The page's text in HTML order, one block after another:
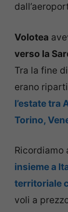
Volotea
verso la
Tra la fine
erano
l’estate tra
Torino,
Ricordiamo
insieme a
territoriale
voli a